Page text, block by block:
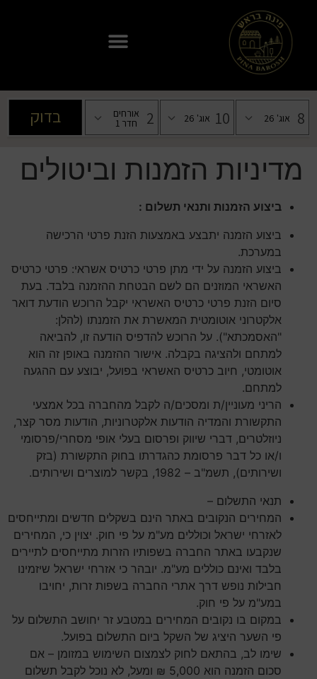
מדיניות הזמנות וביטולים
ביצוע הזמנות ותנאי תשלום :
ביצוע הזמנה יתבצע באמצעות הזנת פרטי הרכישה
במערכת.
ביצוע הזמנה על ידי מתן פרטי כרטיס אשראי: פרטי כרטיס
האשראי המוזנים הם לשם הבטחת ההזמנה בלבד. בעת
סיום הזנת פרטי כרטיס האשראי יקבל הרוכש הודעת דואר
אלקטרוני אוטומטית המאשרת את הזמנתו (להלן:
"האסמכתא"). על הרוכש להדפיס הודעה זו, להביאה
למתחם ולהציגה בקבלה. אישור ההזמנה באופן זה הוא
אוטומטי, חיוב כרטיס האשראי בפועל, יבוצע עם ההגעה
למתחם.
הריני מעוניין/ת ומסכים/ה לקבל מהחברה בכל אמצעי
התקשורת והמדיה הודעות אלקטרוניות, הודעות מסר קצר,
ניוזלטרים, דברי שיווק ופרסום בעלי אופי מסחרי/פרסומי
ו/או כל דבר פרסומת כהגדרתו בחוק התקשורת (בזק
ושירותים), תשמ"ב – 1982, בקשר למוצרים ושירותים.
תנאי התשלום –
המחירים הנקובים באתר הינם בשקלים חדשים ומתייחסים
לאזרחי ישראל וכוללים מע"מ על פי חוק. יצוין כי, המחירים
שנקבעו באתר החברה בשפותיו הזרות מתייחסים לתיירים
בלבד ואינם כוללים מע"מ. יובהר כי אזרחי ישראל שיזמינו
חבילות נופש דרך אתרי החברה בשפות זרות, יחויבו
במע"מ על פי חוק.
במקום בו נקובים המחירים במטבע זר יחושב התשלום על
פי השער היציג של השקל ביום התשלום בפועל.
שימו לב, בהתאם לחוק לצמצום השימוש במזומן – אם
סכום הזמנה הוא 5,000 ₪ ומעל, לא נוכל לקבל תשלום